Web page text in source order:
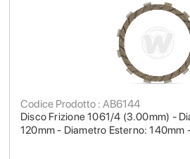
Disco Frizione 1061/4 (3.00mm) -
120mm - Diametro Esterno: 140mm
Codice Prodotto : AB6144